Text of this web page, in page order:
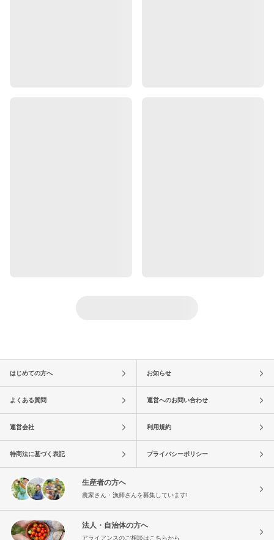
はじめての方へ お知らせ
よくある質問 運営へのお問い合わせ
運営会社 利用規約
特商法に基づく表記 プライバシーポリシー
生産者の方へ
農家さん・漁師さんを募集しています!
法人・自治体の方へ
アライアンスのご相談はこちらから